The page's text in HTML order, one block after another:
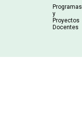
Programas
y
Proyectos
Docentes